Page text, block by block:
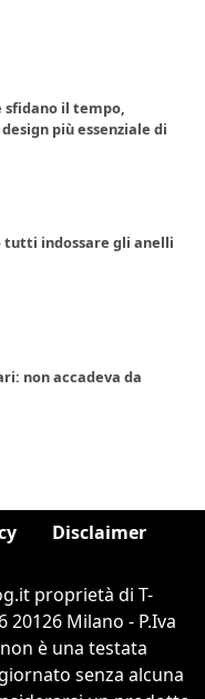
sfidano il tempo,
più essenziale di
tutti indossare gli anelli
non accadeva da
Disclaimer
proprietà di T-
20126 Milano - P.Iva
è una testata
senza alcuna